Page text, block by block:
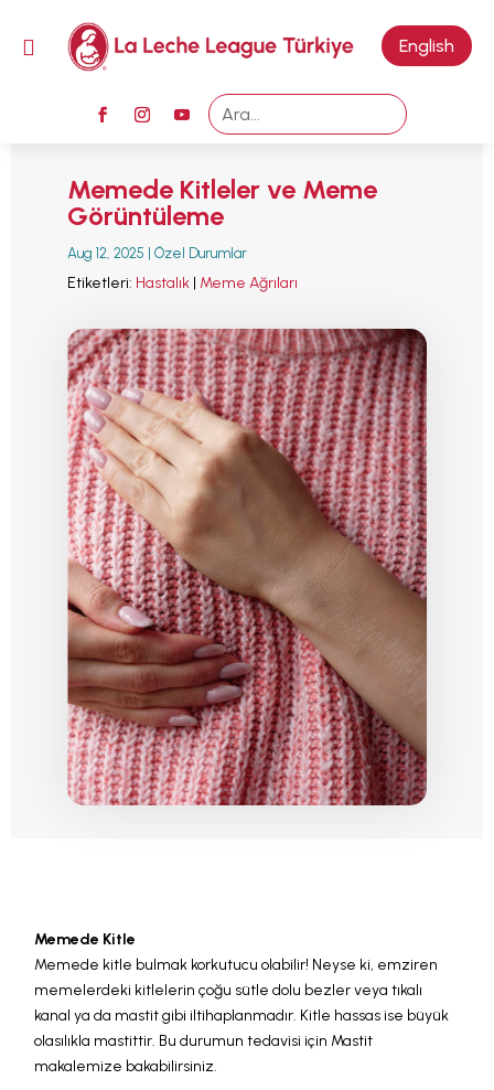
 English
M
Memede Kitleler ve Meme
Görüntüleme
Aug 12, 2025 |Özel Durumlar
Etiketleri: Hastalık | Meme Ağrıları
Memede Kitle
Memede kitle bulmak korkutucu olabilir! Neyse ki, emziren
memelerdeki kitlelerin çoğu sütle dolu bezler veya tıkalı
kanal ya da mastit gibi iltihaplanmadır. Kitle hassas ise büyük
olasılıkla mastittir. Bu durumun tedavisi için Mastit
makalemize bakabilirsiniz.